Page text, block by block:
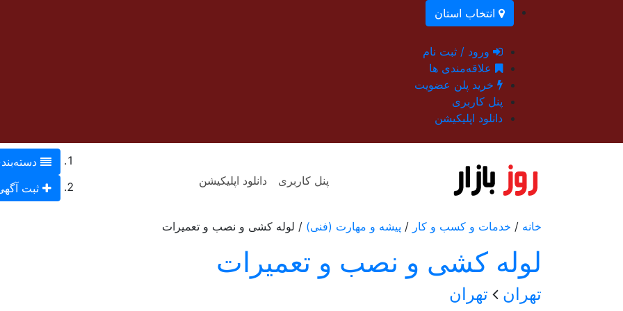
ورود / ثبت نام
علاقه‌مندی ها
خرید پلن عضویت
پنل کاربری
دانلود اپلیکیشن
پنل کاربری دانلود اپلیکیشن
ثبت
خانه / خدمات و کسب و کار / پیشه و مهارت (فنی) / لوله کشی و نصب و تعمیرات
لوله کشی و نصب و تعمیرات
تهران تهران